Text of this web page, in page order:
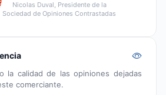
Nicolas Duval, Presidente de la
Sociedad de Opiniones Contrastadas
la calidad de las opiniones dejadas
comerciante.